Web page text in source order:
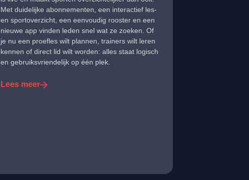
Met duidelijke abonnementen, een interactief les-
en sportoverzicht, een eenvoudig rooster en een
nieuwe app vinden leden snel wat ze zoeken. Of
je nu een proefles wilt plannen, trainers wilt leren
kennen of direct lid wilt worden: alles staat logisch
en gebruiksvriendelijk op één plek.
Lees meer